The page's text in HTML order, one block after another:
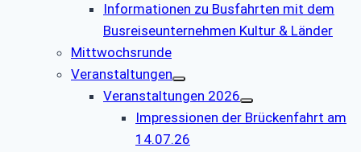
Informationen zu Busfahrten mit dem
Busreiseunternehmen Kultur & Länder
Mittwochsrunde
Veranstaltungen
Veranstaltungen 2026
Impressionen der Brückenfahrt am
14.07.26